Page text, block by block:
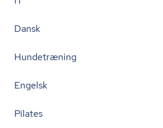
Dansk
Hundetræning
Engelsk
Pilates